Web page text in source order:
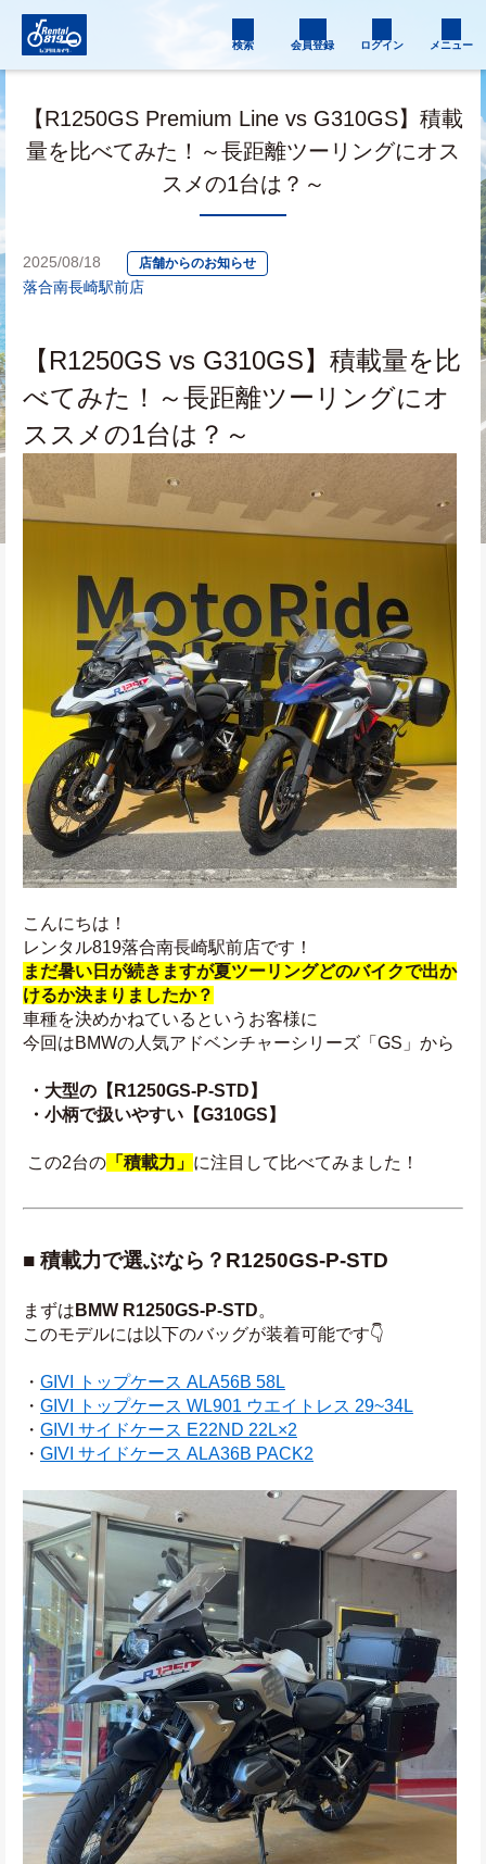
検索 会員登録 ログイン メニュー
【R1250GS Premium Line vs G310GS】積載
量を比べてみた！～長距離ツーリングにオス
スメの1台は？～
2025/08/18 店舗からのお知らせ
落合南長崎駅前店
【R1250GS vs G310GS】積載量を比
べてみた！～長距離ツーリングにオ
ススメの1台は？～
こんにちは！
レンタル819落合南長崎駅前店です！
まだ暑い日が続きますが夏ツーリングどのバイクで出か
けるか決まりましたか？
車種を決めかねているというお客様に
今回はBMWの人気アドベンチャーシリーズ「GS」から
・大型の【R1250GS-P-STD】
・小柄で扱いやすい【G310GS】
この2台の 「積載力」 に注目して比べてみました！
■ 積載力で選ぶなら？R1250GS-P-STD
まずは BMW R1250GS-P-STD。
このモデルには以下のバッグが装着可能です👇
・ GIVI トップケース ALA56B 58L
・ GIVI トップケース WL901 ウエイトレス 29~34L
・ GIVI サイドケース E22ND 22L×2
・ GIVI サイドケース ALA36B PACK2